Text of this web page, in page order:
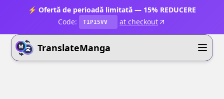
⚡ Ofertă de perioadă limitată — 15% REDUCERE
Code:
T1P15VV at checkout
TranslateManga